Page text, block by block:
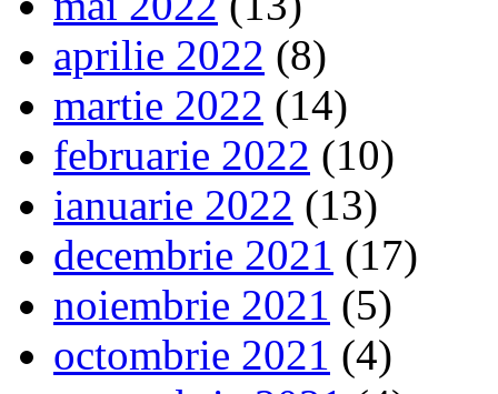
aprilie 2022 (8)
martie 2022 (14)
februarie 2022 (10)
ianuarie 2022 (13)
decembrie 2021 (17)
noiembrie 2021 (5)
octombrie 2021 (4)